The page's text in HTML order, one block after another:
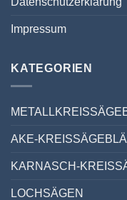
Impressum
KATEGORIEN
AKE-
KARNASCH-
LOCHSÄGEN